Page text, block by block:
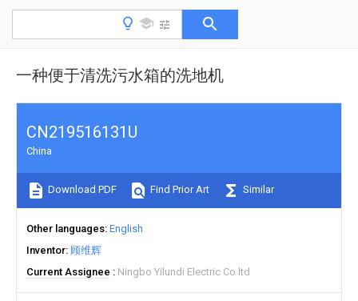
一种便于清洗污水箱的洗地机
CN219516131U
China
Download PDF Find Prior Art Similar
Other languages English
Inventor 顾维辉
Current Assignee
Ningbo Yilundi Electric Co ltd